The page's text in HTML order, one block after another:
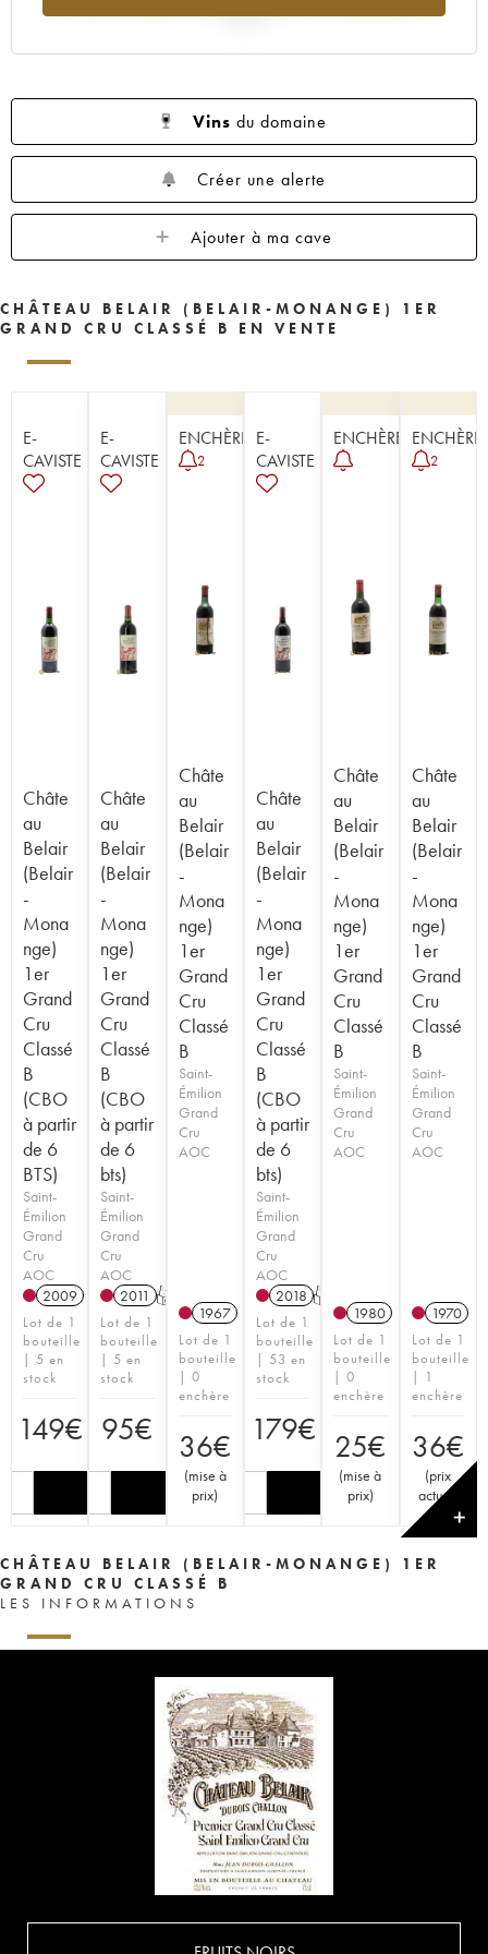
Vins du domaine
Créer une alerte
Ajouter à ma cave
CHÂTEAU BELAIR (BELAIR-MONANGE) 1ER
GRAND CRU CLASSÉ B EN VENTE
E-
CAVISTE
Châte
au
Belair
(Belair
-
Mona
nge)
1er
Grand
Cru
Classé
B
(CBO
à partir
de 6
BTS)
Saint-
Émilion
Grand
Cru
AOC
2009
Lot de 1
bouteille
| 5 en
stock
149€
E-
CAVISTE
Châte
au
Belair
(Belair
-
Mona
nge)
1er
Grand
Cru
Classé
B
(CBO
à partir
de 6
bts)
Saint-
Émilion
Grand
Cru
AOC
2011 T
Lot de 1
bouteille
| 5 en
stock
95€
ENCHÈRE
2
Châte
au
Belair
(Belair
-
Mona
nge)
1er
Grand
Cru
Classé
B
Saint-
Émilion
Grand
Cru
AOC
1967
Lot de 1
bouteille
| 0
enchère
36€
(mise à
prix)
E-
CAVISTE
Châte
au
Belair
(Belair
-
Mona
nge)
1er
Grand
Cru
Classé
B
(CBO
à partir
de 6
bts)
Saint-
Émilion
Grand
Cru
AOC
2018 T
Lot de 1
bouteille
| 53 en
stock
179€
ENCHÈRE
Châte
au
Belair
(Belair
-
Mona
nge)
1er
Grand
Cru
Classé
B
Saint-
Émilion
Grand
Cru
AOC
1980
Lot de 1
bouteille
| 0
enchère
25€
(mise à
prix)
ENCHÈRE
2
Châte
au
Belair
(Belair
-
Mona
nge)
1er
Grand
Cru
Classé
B
Saint-
Émilion
Grand
Cru
AOC
1970
Lot de 1
bouteille
| 1
enchère
36€
(prix
actuel
✕
CHÂTEAU BELAIR (BELAIR-MONANGE) 1ER
GRAND CRU CLASSÉ B
LES INFORMATIONS